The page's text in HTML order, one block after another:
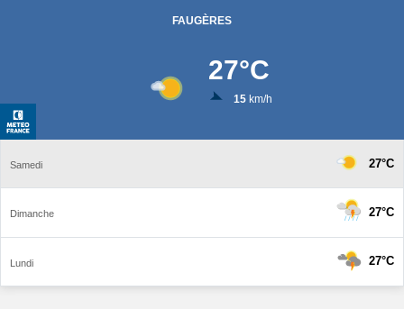
FAUGÈRES
27°C
15km/h
Samedi 27°C
Dimanche 27°C
Lundi 27°C